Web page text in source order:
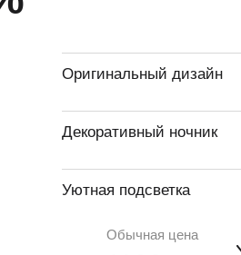
Оригинальный дизайн
Декоративный ночник
Уютная подсветка
Обычная цена